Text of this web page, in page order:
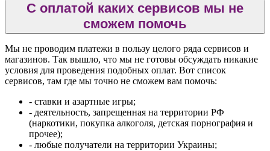
С оплатой каких сервисов мы не
сможем помочь
Мы не проводим платежи в пользу целого ряда сервисов и
магазинов. Так вышло, что мы не готовы обсуждать никакие
условия для проведения подобных оплат. Вот список
сервисов, там где мы точно не сможем вам помочь:
- ставки и азартные игры;
- деятельность, запрещенная на территории РФ
(наркотики, покупка алкоголя, детская порнография и
прочее);
- любые получатели на территории Украины;